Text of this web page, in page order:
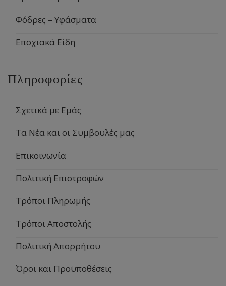
Φόδρες – Υφάσματα
Εποχιακά Είδη
Πληροφορίες
Σχετικά με Εμάς
Τα Νέα και οι Συμβουλές μας
Επικοινωνία
Πολιτική Επιστροφών
Τρόποι Πληρωμής
Τρόποι Αποστολής
Πολιτική Απορρήτου
Όροι και Προϋποθέσεις